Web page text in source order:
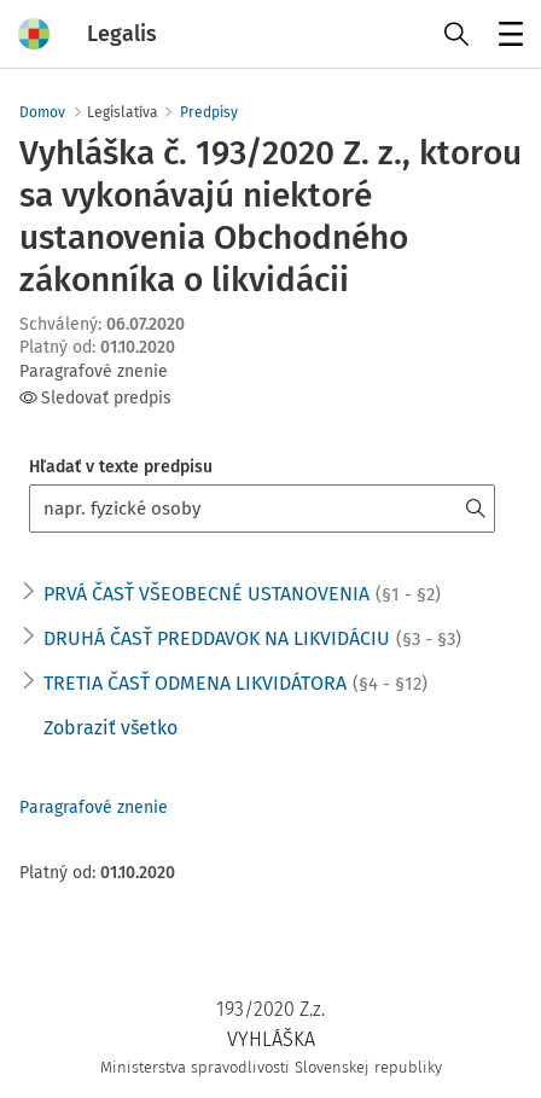
Legalis
Domov Legislatíva Predpisy
Vyhláška č. 193/2020 Z. z., ktorou
sa vykonávajú niektoré
ustanovenia Obchodného
zákonníka o likvidácii
Schválený: 06.07.2020
Platný od: 01.10.2020
Paragrafové znenie
Sledovať predpis
Hľadať v texte predpisu
PRVÁ ČASŤ VŠEOBECNÉ USTANOVENIA (§1 - §2)
DRUHÁ ČASŤ PREDDAVOK NA LIKVIDÁCIU (§3 - §3)
TRETIA ČASŤ ODMENA LIKVIDÁTORA (§4 - §12)
Zobraziť všetko
Paragrafové znenie
Platný od: 01.10.2020
193/2020 Z.z.
VYHLÁŠKA
Ministerstva spravodlivosti Slovenskej republiky